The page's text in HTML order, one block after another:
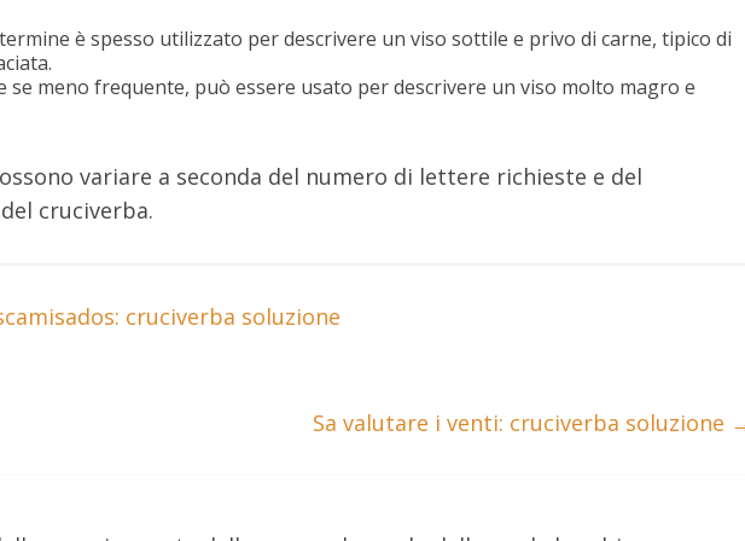
è spesso utilizzato per descrivere un viso sottile e privo di carne, tipico di
se meno frequente, può essere usato per descrivere un viso molto magro e
variare a seconda del numero di lettere richieste e del
cruciverba.
cruciverba soluzione
Sa valutare i venti: cruciverba soluzione